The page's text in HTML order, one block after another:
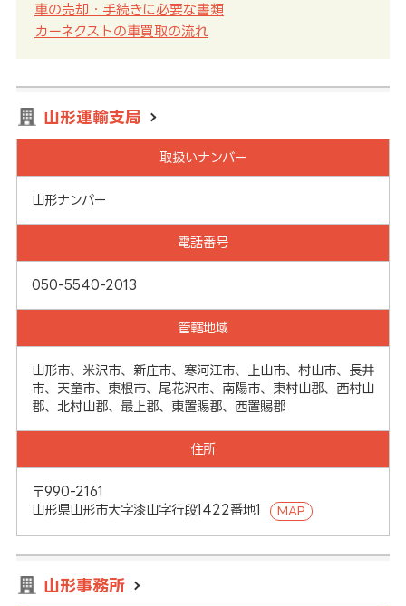
車の売却・手続きに必要な書類
カーネクストの車買取の流れ
山形運輸支局
取扱いナンバー
山形ナンバー
電話番号
050-5540-2013
管轄地域
山形市、米沢市、新庄市、寒河江市、上山市、村山市、長井
市、天童市、東根市、尾花沢市、南陽市、東村山郡、西村山
郡、北村山郡、最上郡、東置賜郡、西置賜郡
住所
〒990-2161
山形県山形市大字漆山字行段1422番地1
MAP
山形事務所